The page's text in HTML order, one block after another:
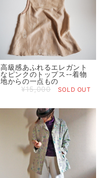
高級感あふれるエレガント
なピンクのトップス--着物
地からの一点もの
¥15,000
SOLD OUT